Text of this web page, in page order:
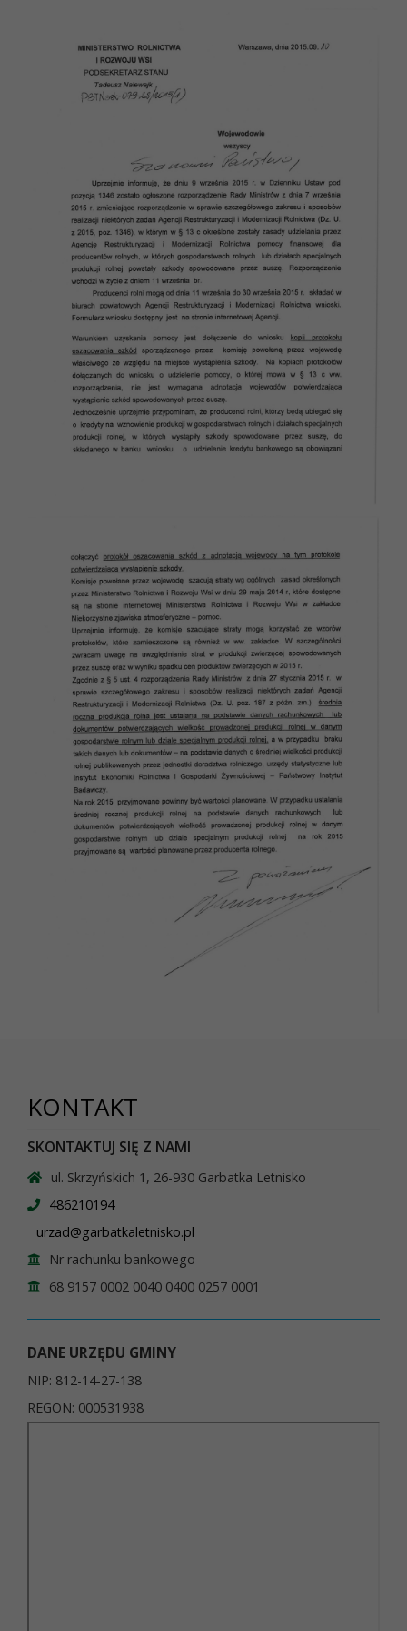
KONTAKT
SKONTAKTUJ SIĘ Z NAMI
ul. Skrzyńskich 1, 26-930 Garbatka Letnisko
486210194
urzad@garbatkaletnisko.pl
Nr rachunku bankowego
68 9157 0002 0040 0400 0257 0001
DANE URZĘDU GMINY
NIP: 812-14-27-138
REGON: 000531938